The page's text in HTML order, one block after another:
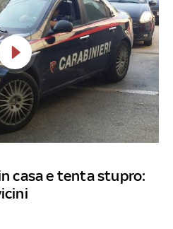
casa e tenta stupro: